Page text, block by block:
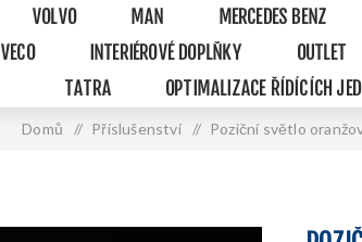
VOLVO MAN MERCEDES BENZ
IVECO INTERIÉROVÉ DOPLŇKY OUTLET
TATRA
OPTIMALIZACE ŘÍDÍCÍCH
Domů / Příslušenství / Poziční světlo